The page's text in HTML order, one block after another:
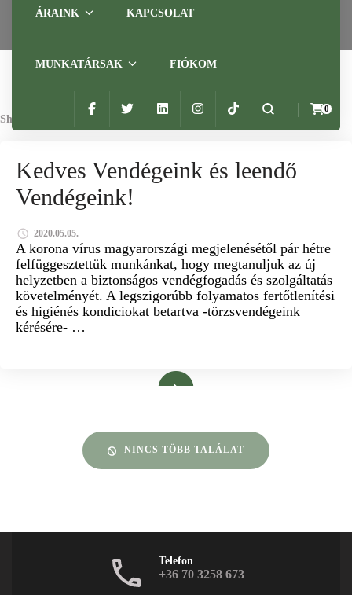
ÁRAINK KAPCSOLAT
MUNKATÁRSAK FIÓKOM
0
Showing: 1 RESULTS
GYÓGYMASSZÁZS
Kedves Vendégeink és leendő
Vendégeink!
2020.05.05.
A korona vírus magyarországi megjelenésétől pár hétre
felfüggesztettük munkánkat, hogy megtanuljuk az új
helyzetben a biztonságos vendégfogadás és szolgáltatás
követelményét. A legszigorúbb folyamatos fertőtlenítési
és higiénés kondiciokat betartva -törzsvendégeink
kérésére- …
NINCS TÖBB TALÁLAT
Telefon
+36 70 3258 673